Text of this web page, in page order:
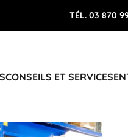
TÉL. 03 870
CONSEILS ET SERVICES